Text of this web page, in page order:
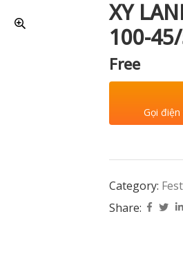
XY
100-
Free
Gọi
Category:
Share: